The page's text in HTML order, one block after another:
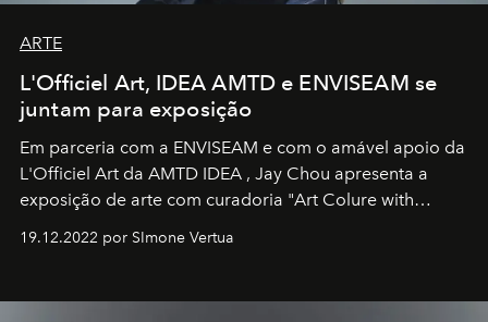
ARTE
L'Officiel Art, IDEA AMTD e ENVISEAM se
juntam para exposição
Em parceria com a ENVISEAM e com o amável apoio da
L'Officiel Art da AMTD IDEA , Jay Chou apresenta a
exposição de arte com curadoria "Art Colure with
19.12.2022 por SImone Vertua